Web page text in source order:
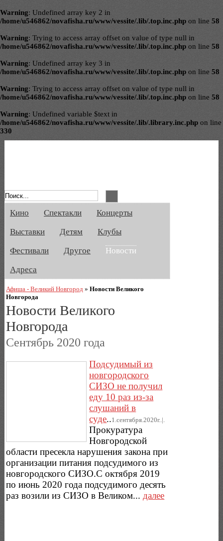
Warning: Undefined array key 2 in
/home/u546862/novafisha.ru/www/vessite/.lib/.top.inc.php on line 58
Warning: Trying to access array offset on value of type null in
/home/u546862/novafisha.ru/www/vessite/.lib/.top.inc.php on line 58
Warning: Undefined array key 3 in
/home/u546862/novafisha.ru/www/vessite/.lib/.top.inc.php on line 58
Warning: Trying to access array offset on value of type null in
/home/u546862/novafisha.ru/www/vessite/.lib/.top.inc.php on line 58
Warning: Undefined variable $text in
/home/u546862/novafisha.ru/www/vessite/.lib/.library.inc.php on line
330
Кино Спектакли
Концерты
Выставки
Детям
Клубы
Фестивали
Другое
Новости
Адреса
Афиша - Великий Новгород »Новости Великого
Новгорода
Новости Великого
Новгорода
Сентябрь 2020 года
Подсудимый из
новгородского
СИЗО не получил
еду 10 раз из-за
слушаний в
суде..1.сентября.2020г..|.
Прокуратура
Новгородской
области пресекла нарушения закона при
организации питания подсудимого из
новгородского СИЗО.С октября 2019
по июнь 2020 года подсудимого десять
раз возили из СИЗО в Великом... далее